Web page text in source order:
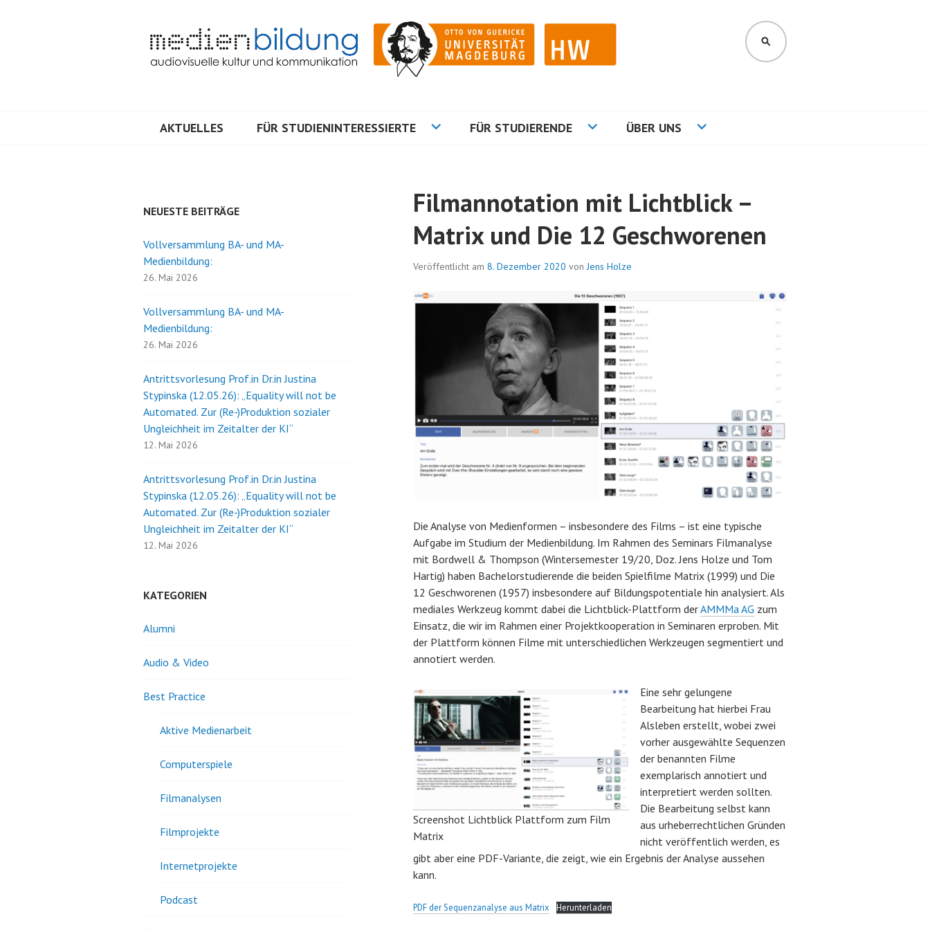
MEDIENBILDUNG
SUCHEN
AKTUELLES FÜR STUDIENINTERESSIERTE FÜR STUDIERENDE ÜBER UNS
Filmannotation mit Lichtblick –
Matrix und Die 12 Geschworenen
Veröffentlicht am 8. Dezember 2020 vonJens Holze
Die Analyse von Medienformen – insbesondere des Films – ist eine typische
Aufgabe im Studium der Medienbildung. Im Rahmen des Seminars Filmanalyse
mit Bordwell & Thompson (Wintersemester 19/20, Doz. Jens Holze und Tom
Hartig) haben Bachelorstudierende die beiden Spielfilme Matrix (1999) und Die
12 Geschworenen (1957) insbesondere auf Bildungspotentiale hin analysiert. Als
mediales Werkzeug kommt dabei die Lichtblick-Plattform derAMMMa AG zum
Einsatz, die wir im Rahmen einer Projektkooperation in Seminaren erproben. Mit
der Plattform können Filme mit unterschiedlichen Werkzeugen segmentiert und
annotiert werden.
Screenshot Lichtblick Plattform zum Film
Matrix
Eine sehr gelungene
Bearbeitung hat hierbei Frau
Alsleben erstellt, wobei zwei
vorher ausgewählte Sequenzen
der benannten Filme
exemplarisch annotiert und
interpretiert werden sollten.
Die Bearbeitung selbst kann
aus urheberrechtlichen Gründen
nicht veröffentlich werden, es
gibt aber eine PDF-Variante, die zeigt, wie ein Ergebnis der Analyse aussehen
kann.
PDF der Sequenzanalyse aus Matrix Herunterladen
NEUESTE BEITRÄGE
Vollversammlung BA- und MA-
Medienbildung:
26. Mai 2026
Vollversammlung BA- und MA-
Medienbildung:
26. Mai 2026
Antrittsvorlesung Prof.in Dr.in Justina
Stypinska (12.05.26): „Equality will not be
Automated. Zur (Re-)Produktion sozialer
Ungleichheit im Zeitalter der KI“
12. Mai 2026
Antrittsvorlesung Prof.in Dr.in Justina
Stypinska (12.05.26): „Equality will not be
Automated. Zur (Re-)Produktion sozialer
Ungleichheit im Zeitalter der KI“
12. Mai 2026
KATEGORIEN
Alumni
Audio & Video
Best Practice
Aktive Medienarbeit
Computerspiele
Filmanalysen
Filmprojekte
Internetprojekte
Podcast